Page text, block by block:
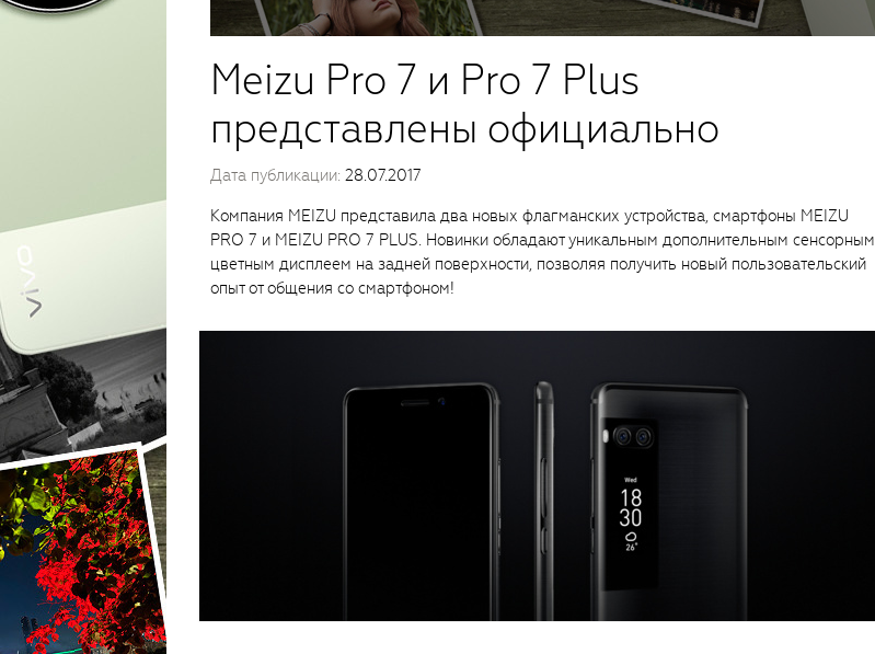
Meizu Pro 7 и Pro 7 Plus
представлены официально
Дата публикации: 28.07.2017
Компания MEIZU представила два новых флагманских устройства, смартфоны MEIZU
PRO 7 и MEIZU PRO 7 PLUS. Новинки обладают уникальным дополнительным сенсорным
цветным дисплеем на задней поверхности, позволяя получить новый пользовательский
опыт от общения со смартфоном!